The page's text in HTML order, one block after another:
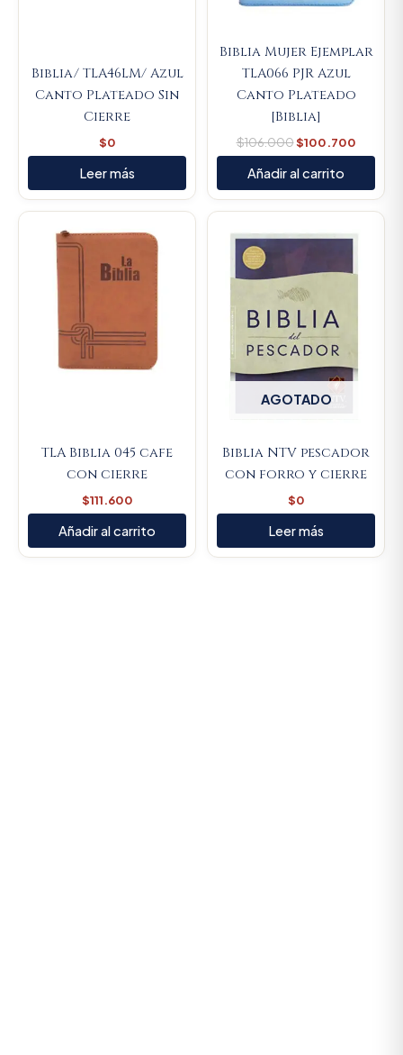
Biblia/ TLA46LM/ Azul
Canto Plateado Sin
Cierre
$0
Leer más
Biblia Mujer Ejemplar
TLA066 PJR Azul
Canto Plateado
[Biblia]
$106.000$100.700
Añadir al carrito
TLA Biblia 045 cafe
con cierre
$111.600
Añadir al carrito
AGOTADO
Biblia NTV pescador
con forro y cierre
$0
Leer más